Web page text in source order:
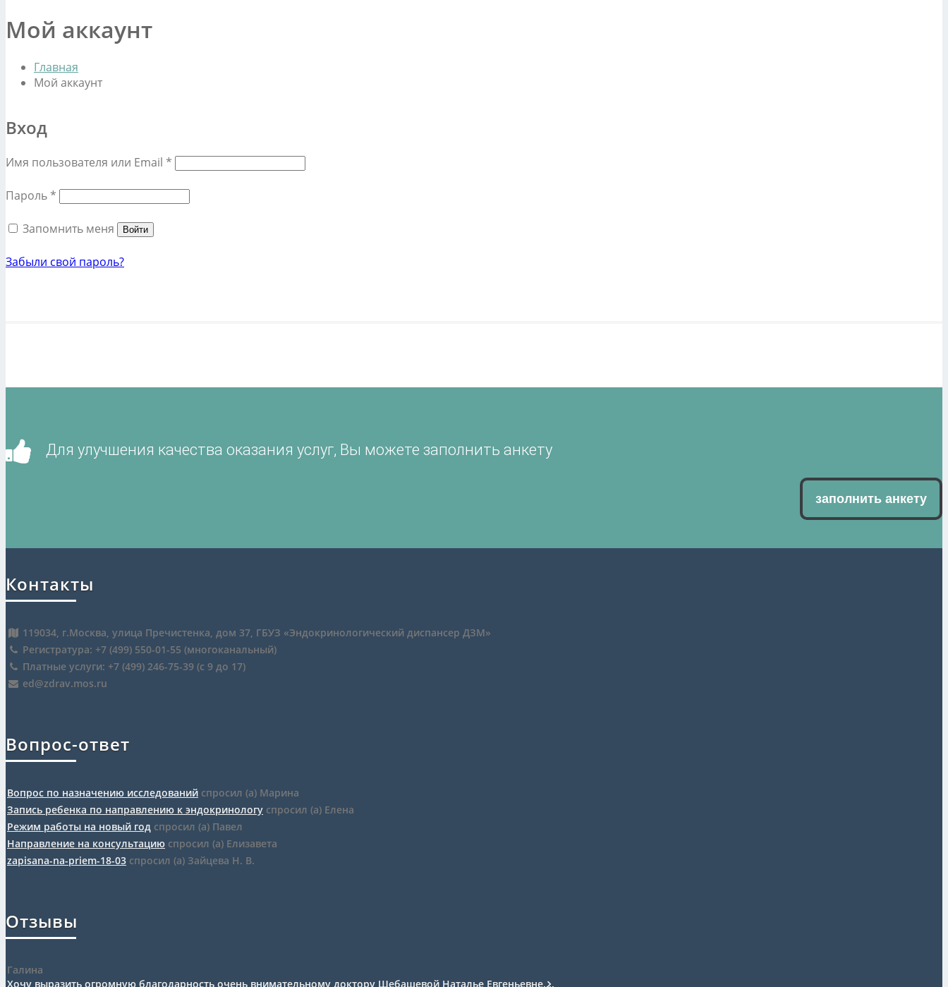
Мой аккаунт
Главная
Мой аккаунт
Вход
Имя пользователя или Email * Обязательно
Пароль * Обязательно
Запомнить меня Войти
Забыли свой пароль?
Для улучшения качества оказания услуг, Вы можете заполнить анкету
заполнить анкету
Контакты
119034, г.Москва, улица Пречистенка, дом 37, ГБУЗ «Эндокринологический диспансер ДЗМ»
Регистратура: +7 (499) 550-01-55 (многоканальный)
Платные услуги: +7 (499) 246-75-39 (c 9 до 17)
ed@zdrav.mos.ru
Вопрос-ответ
Вопрос по назначению исследований спросил (а) Марина
Запись ребенка по направлению к эндокринологу спросил (а) Елена
Режим работы на новый год спросил (а) Павел
Направление на консультацию спросил (а) Елизавета
zapisana-na-priem-18-03 спросил (а) Зайцева Н. В.
Отзывы
Галина
Хочу выразить огромную благодарность очень внимательному доктору Шебашевой Наталье Евгеньевне....